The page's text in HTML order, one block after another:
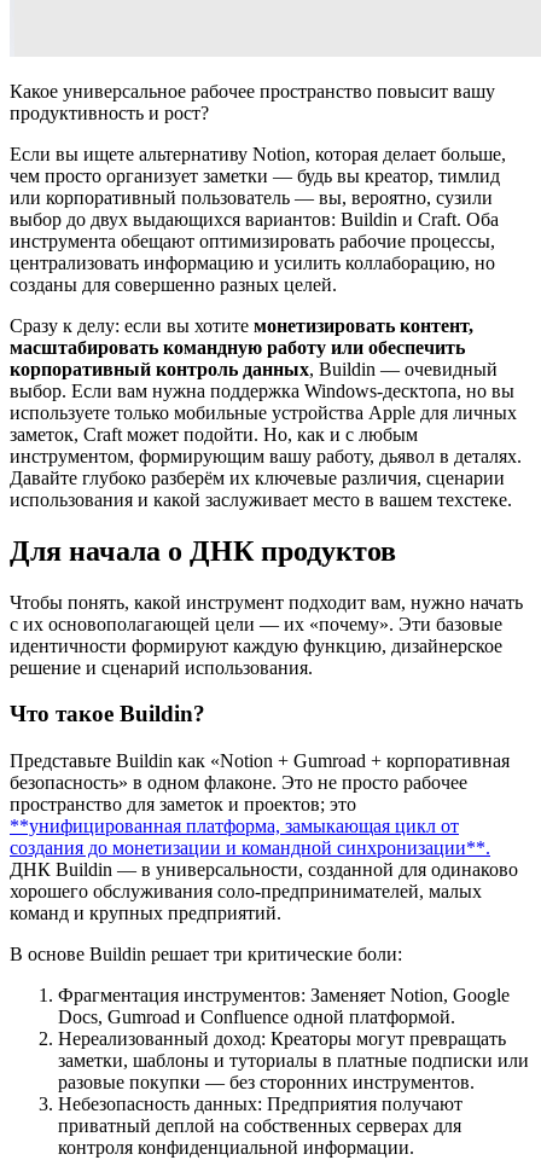
Какое универсальное рабочее пространство повысит вашу
продуктивность и рост?
Если вы ищете альтернативу Notion, которая делает больше,
чем просто организует заметки — будь вы креатор, тимлид
или корпоративный пользователь — вы, вероятно, сузили
выбор до двух выдающихся вариантов: Buildin и Craft. Оба
инструмента обещают оптимизировать рабочие процессы,
централизовать информацию и усилить коллаборацию, но
созданы для совершенно разных целей.
Сразу к делу: если вы хотите монетизировать контент,
масштабировать командную работу или обеспечить
корпоративный контроль данных, Buildin — очевидный
выбор. Если вам нужна поддержка Windows-десктопа, но вы
используете только мобильные устройства Apple для личных
заметок, Craft может подойти. Но, как и с любым
инструментом, формирующим вашу работу, дьявол в деталях.
Давайте глубоко разберём их ключевые различия, сценарии
использования и какой заслуживает место в вашем техстеке.
Для начала о ДНК продуктов
Чтобы понять, какой инструмент подходит вам, нужно начать
с их основополагающей цели — их «почему». Эти базовые
идентичности формируют каждую функцию, дизайнерское
решение и сценарий использования.
Что такое Buildin?
Представьте Buildin как «Notion + Gumroad + корпоративная
безопасность» в одном флаконе. Это не просто рабочее
пространство для заметок и проектов; это
**унифицированная платформа, замыкающая цикл от
создания до монетизации и командной синхронизации**.
ДНК Buildin — в универсальности, созданной для одинаково
хорошего обслуживания соло-предпринимателей, малых
команд и крупных предприятий.
В основе Buildin решает три критические боли:
Фрагментация инструментов: Заменяет Notion, Google
Docs, Gumroad и Confluence одной платформой.
Нереализованный доход: Креаторы могут превращать
заметки, шаблоны и туториалы в платные подписки или
разовые покупки — без сторонних инструментов.
Небезопасность данных: Предприятия получают
приватный деплой на собственных серверах для
контроля конфиденциальной информации.